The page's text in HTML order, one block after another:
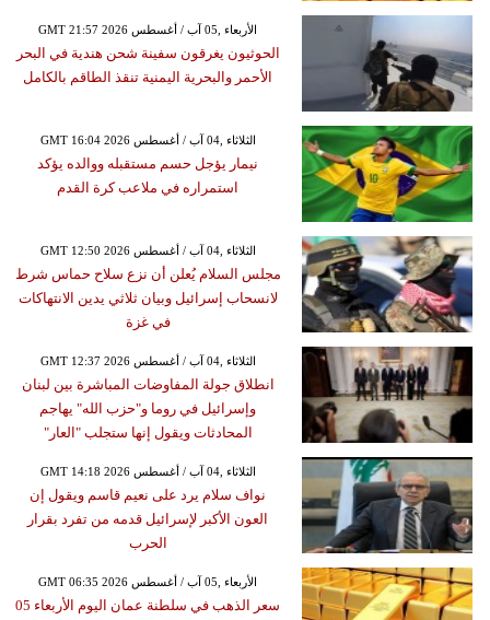
GMT 21:57 2026 الأربعاء ,05 آب / أغسطس
الحوثيون يغرقون سفينة شحن هندية في البحر
الأحمر والبحرية اليمنية تنقذ الطاقم بالكامل
GMT 16:04 2026 الثلاثاء ,04 آب / أغسطس
نيمار يؤجل حسم مستقبله ووالده يؤكد
استمراره في ملاعب كرة القدم
GMT 12:50 2026 الثلاثاء ,04 آب / أغسطس
مجلس السلام يُعلن أن نزع سلاح حماس شرط
لانسحاب إسرائيل وبيان ثلاثي يدين الانتهاكات
في غزة
GMT 12:37 2026 الثلاثاء ,04 آب / أغسطس
انطلاق جولة المفاوضات المباشرة بين لبنان
وإسرائيل في روما و"حزب الله" يهاجم
المحادثات ويقول إنها ستجلب "العار"
GMT 14:18 2026 الثلاثاء ,04 آب / أغسطس
نواف سلام يرد على نعيم قاسم ويقول إن
العون الأكبر لإسرائيل قدمه من تفرد بقرار
الحرب
GMT 06:35 2026 الأربعاء ,05 آب / أغسطس
سعر الذهب في سلطنة عمان اليوم الأربعاء 05